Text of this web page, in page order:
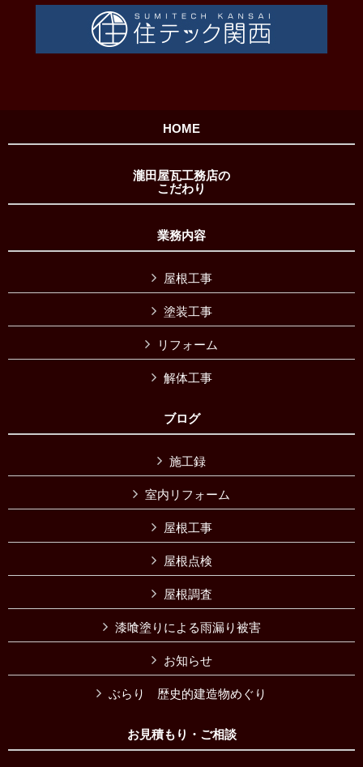
HOME
瀧田屋瓦工務店の
こだわり
業務内容
屋根工事
塗装工事
リフォーム
解体工事
ブログ
施工録
室内リフォーム
屋根工事
屋根点検
屋根調査
漆喰塗りによる雨漏り被害
お知らせ
ぶらり 歴史的建造物めぐり
お見積もり・ご相談